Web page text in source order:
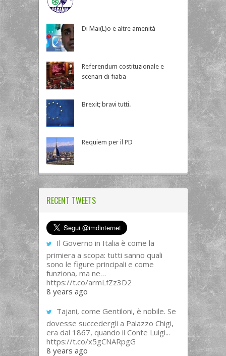
Di Mai(L)o e altre amenità
Referendum costituzionale e
scenari di fiaba
Brexit; bravi tutti.
Requiem per il PD
RECENT TWEETS
Il Governo in Italia è come la
primiera a scopa: tutti sanno quali
sono le figure principali e come
funziona, ma ne…
https://t.co/armLfZz3D2
8 years ago
Tajani, come Gentiloni, è nobile. Se
dovesse succedergli a Palazzo Chigi,
era dal 1867, quando il Conte Luigi...
https://t.co/x5gCNARpgG
8 years ago